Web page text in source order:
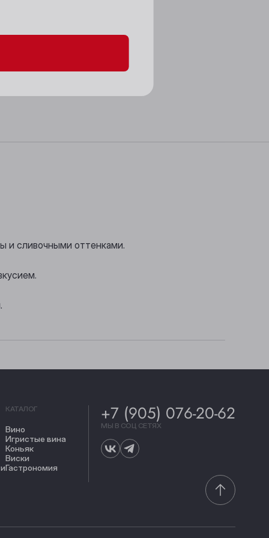
и сливочными оттенками.
КАТАЛОГ
Вино
Игристые вина
Коньяк
Виски
Гастрономия
+7 (905) 076-20-62
МЫ В СОЦ СЕТЯХ